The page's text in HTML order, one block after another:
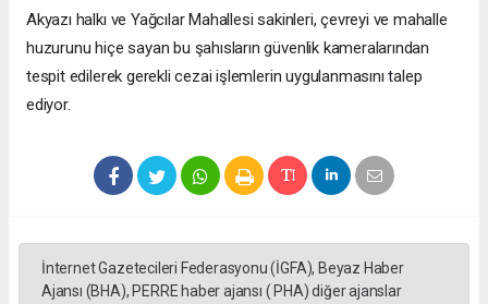
Akyazı halkı ve Yağcılar Mahallesi sakinleri, çevreyi ve mahalle
huzurunu hiçe sayan bu şahısların güvenlik kameralarından
tespit edilerek gerekli cezai işlemlerin uygulanmasını talep
ediyor.
İnternet Gazetecileri Federasyonu (İGFA), Beyaz Haber
Ajansı (BHA), PERRE haber ajansı ( PHA) diğer ajanslar